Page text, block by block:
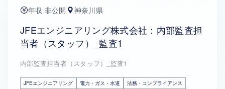
年収 非公開 神奈川県
JFEエンジニアリング株式会社：内部監査担
当者（スタッフ）_監査1
内部監査担当者（スタッフ）_監査1
JFEエンジニアリング 電力・ガス・水道 法務・コンプライアンス